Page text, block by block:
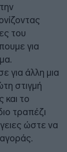
του
για
για άλλη μια
στιγμή
και το
τραπέζι
ώστε να